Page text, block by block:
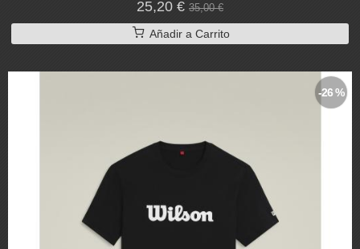
25,20 € 35,00 €
Añadir a Carrito
-26 %